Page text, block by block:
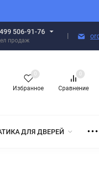
506-91-76
продаж
Избранное
0
Сравнение
0
ДЛЯ ДВЕРЕЙ